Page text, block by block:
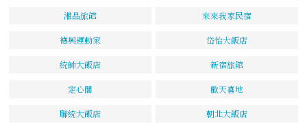
湘品旅館 來來我家民宿
德興運動家 岱怡大飯店
統帥大飯店 新宿旅館
定心閣 歡天喜地
聯統大飯店 朝北大飯店